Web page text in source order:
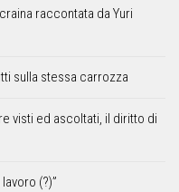
raccontata da Yuri
sulla stessa carrozza
visti ed ascoltati, il diritto di
(?)”